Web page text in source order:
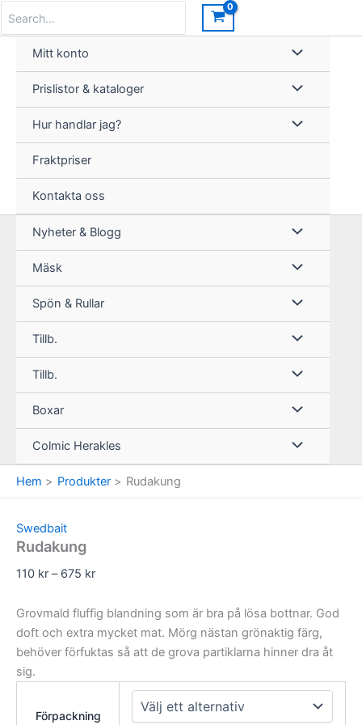
innehåll
for:
Mitt konto
Prislistor & kataloger
Hur handlar jag?
Fraktpriser
Kontakta oss
Nyheter & Blogg
Mäsk
Spön & Rullar
Tillb.
Tillb.
Boxar
Colmic Herakles
Hem Produkter Rudakung
Swedbait
Rudakung
110 kr – 675 krPrisintervall:
till
675 kr
Grovmald fluffig blandning som är bra på lösa bottnar. God
doft och extra mycket mat. Mörg nästan grönaktig färg,
behöver förfuktas så att de grova partiklarna hinner dra åt
sig.
Förpackning